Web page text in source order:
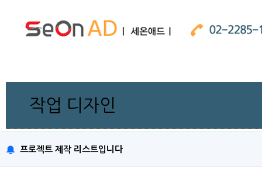
작업 디자인
프로젝트 제작 리스트입니다